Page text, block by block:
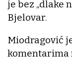
je bez „dlake
Bjelovar.
Miodragović
komentarima